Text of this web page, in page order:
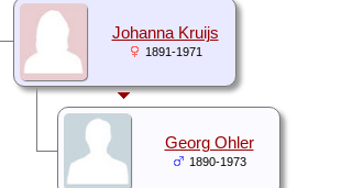
Johanna Kruijs
1891-1971
Georg Ohler
1890-1973